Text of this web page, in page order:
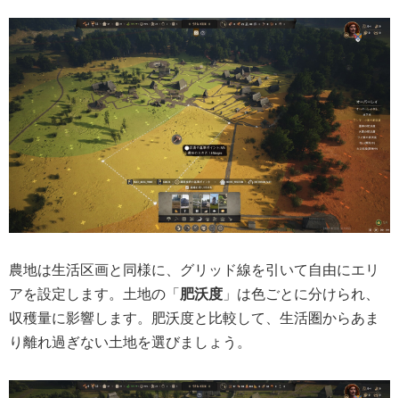
農地は生活区画と同様に、グリッド線を引いて自由にエリ
アを設定します。土地の「肥沃度 」は色ごとに分けられ、
収穫量に影響します。肥沃度と比較して、生活圏からあま
り離れ過ぎない土地を選びましょう。